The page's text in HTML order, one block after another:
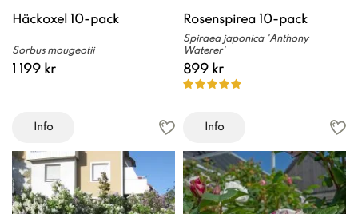
Häckoxel 10-pack
Sorbus mougeotii
1 199 kr
Info
Rosenspirea 10-pack
Spiraea japonica 'Anthony
Waterer'
899 kr
Info